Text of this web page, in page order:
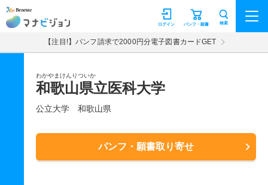
マナビジョン パンフ・願書
ログイン 検索
【注目!】パンフ請求で2000円分電子図書カードGET
わかやまけんりついか
和歌山県立医科大学
公立大学 和歌山県
パンフ・願書取り寄せ